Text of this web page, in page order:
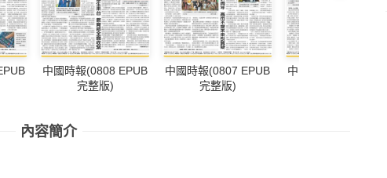
中國時報(0808 EPUB
完整版)
中國時報(0807 EPUB
完整版)
中國時報(0806 EPUB
內容簡介